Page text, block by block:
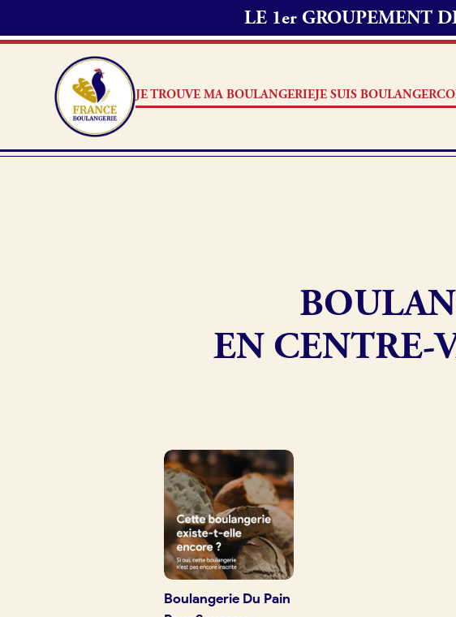
LE 1er GROUPEMENT
JE TROUVE MA BOULANGERIEJE SUIS BOULANGER
Je suis boulanger
Je découvre France Boulangerie
Mes tarifs
Pourquoi adhérer à France Boulangerie
EN CENTRE-
Boulangerie Du Pain